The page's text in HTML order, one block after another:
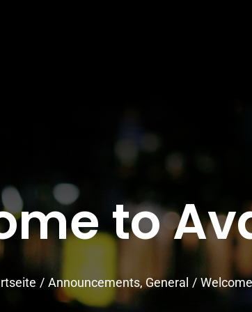
to
/ Announcements,General /